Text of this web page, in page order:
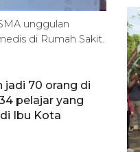
unggulan
di Rumah Sakit.
jadi 70 orang di
pelajar yang
Ibu Kota